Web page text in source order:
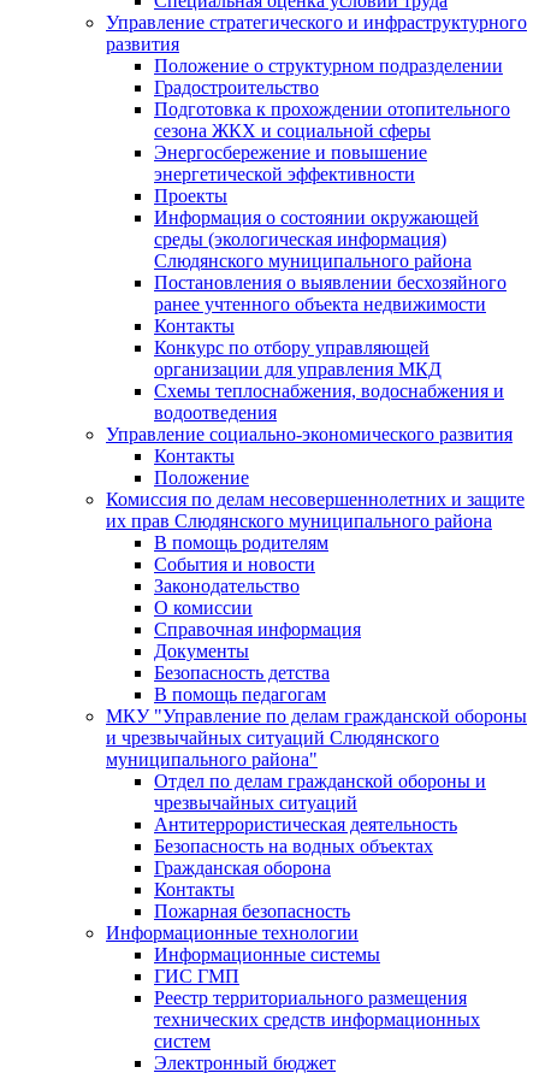
Управление стратегического и инфраструктурного
развития
Положение о структурном подразделении
Градостроительство
Подготовка к прохождении отопительного
сезона ЖКХ и социальной сферы
Энергосбережение и повышение
энергетической эффективности
Проекты
Информация о состоянии окружающей
среды (экологическая информация)
Слюдянского муниципального района
Постановления о выявлении бесхозяйного
ранее учтенного объекта недвижимости
Контакты
Конкурс по отбору управляющей
организации для управления МКД
Схемы теплоснабжения, водоснабжения и
водоотведения
Управление социально-экономического развития
Контакты
Положение
Комиссия по делам несовершеннолетних и защите
их прав Слюдянского муниципального района
В помощь родителям
События и новости
Законодательство
О комиссии
Справочная информация
Документы
Безопасность детства
В помощь педагогам
МКУ "Управление по делам гражданской обороны
и чрезвычайных ситуаций Слюдянского
муниципального района"
Отдел по делам гражданской обороны и
чрезвычайных ситуаций
Антитеррористическая деятельность
Безопасность на водных объектах
Гражданская оборона
Контакты
Пожарная безопасность
Информационные технологии
Информационные системы
ГИС ГМП
Реестр территориального размещения
технических средств информационных
систем
Электронный бюджет